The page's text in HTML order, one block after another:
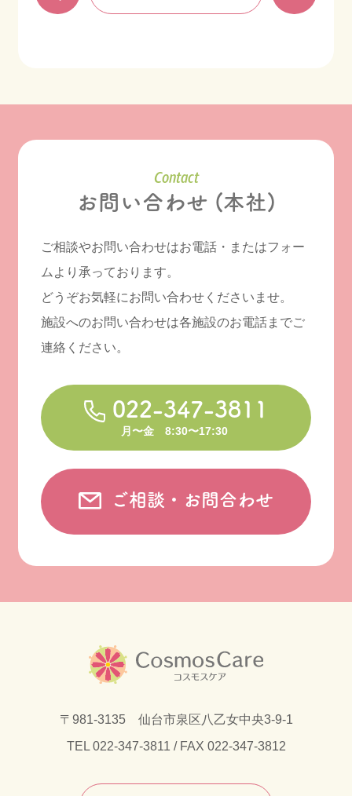
Contact
お問い合わせ (本社)
ご相談やお問い合わせはお電話・またはフォー
ムより承っております。
どうぞお気軽にお問い合わせくださいませ。
施設へのお問い合わせは各施設のお電話までご
連絡ください。
022-347-3811
月〜金 8:30〜17:30
ご相談・お問合わせ
〒981-3135 仙台市泉区八乙女中央3-9-1
TEL 022-347-3811 / FAX 022-347-3812